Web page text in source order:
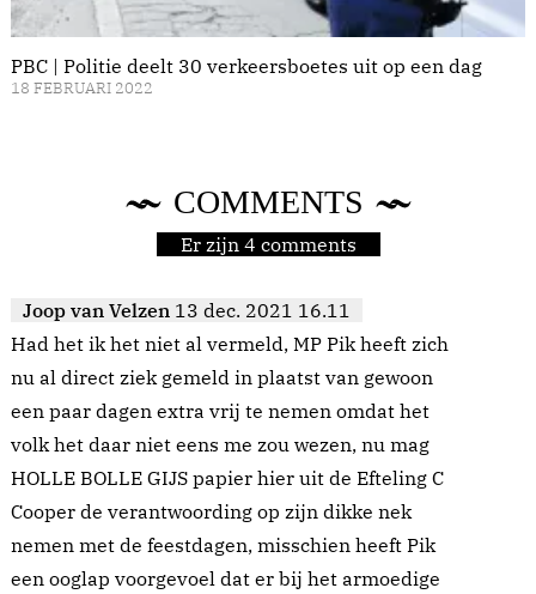
PBC | Politie deelt 30 verkeersboetes uit op een dag
18 FEBRUARI 2022
COMMENTS
Er zijn 4 comments
Joop van Velzen 13 dec. 2021 16.11
Had het ik het niet al vermeld, MP Pik heeft zich
nu al direct ziek gemeld in plaatst van gewoon
een paar dagen extra vrij te nemen omdat het
volk het daar niet eens me zou wezen, nu mag
HOLLE BOLLE GIJS papier hier uit de Efteling C
Cooper de verantwoording op zijn dikke nek
nemen met de feestdagen, misschien heeft Pik
een ooglap voorgevoel dat er bij het armoedige